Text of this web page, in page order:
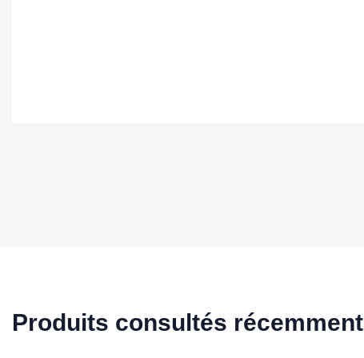
Produits consultés récemment